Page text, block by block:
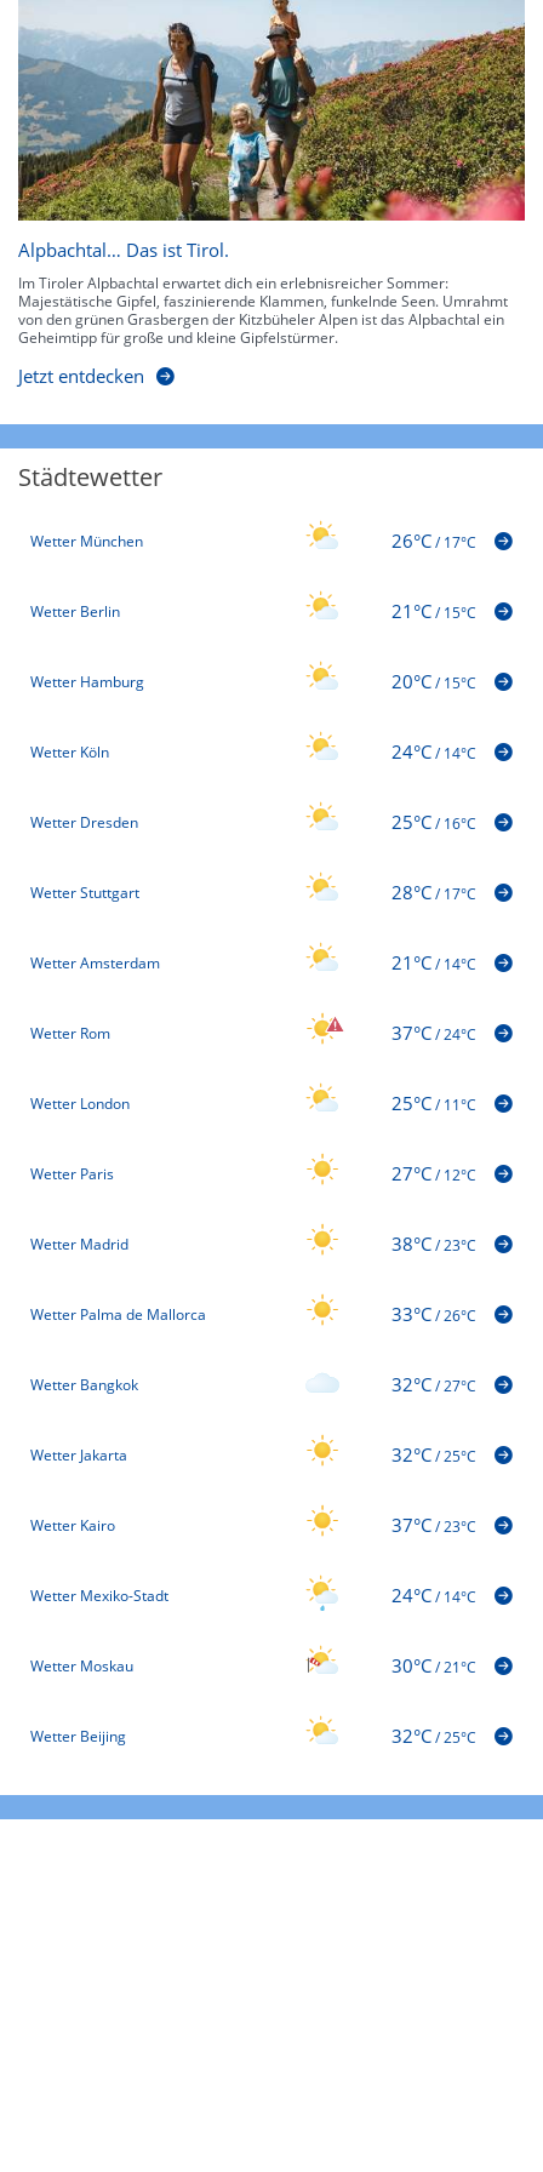
Alpbachtal… Das ist Tirol.
Im Tiroler Alpbachtal erwartet dich ein erlebnisreicher Sommer:
Majestätische Gipfel, faszinierende Klammen, funkelnde Seen. Umrahmt
von den grünen Grasbergen der Kitzbüheler Alpen ist das Alpbachtal ein
Geheimtipp für große und kleine Gipfelstürmer.
Jetzt entdecken
Städtewetter
Wetter München 26°C/17°C
Wetter Berlin 21°C/15°C
Wetter Hamburg 20°C/15°C
Wetter Köln 24°C/14°C
Wetter Dresden 25°C/16°C
Wetter Stuttgart 28°C/17°C
Wetter Amsterdam 21°C/14°C
Wetter Rom 37°C/24°C
Wetter London 25°C/11°C
Wetter Paris 27°C/12°C
Wetter Madrid 38°C/23°C
Wetter Palma de Mallorca 33°C/26°C
Wetter Bangkok 32°C/27°C
Wetter Jakarta 32°C/25°C
Wetter Kairo 37°C/23°C
Wetter Mexiko-Stadt 24°C/14°C
Wetter Moskau 30°C/21°C
Wetter Beijing 32°C/25°C